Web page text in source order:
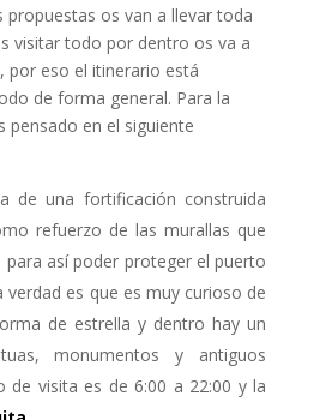
propuestas os van a llevar toda
visitar todo por dentro os va a
por eso el itinerario está
de forma general. Para la
pensado en el siguiente
de una fortificación construida
refuerzo de las murallas que
para así poder proteger el puerto
verdad es que es muy curioso de
de estrella y dentro hay un
monumentos y antiguos
de visita es de 6:00 a 22:00 y la